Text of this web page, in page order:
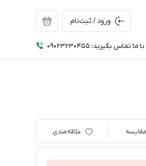
ورود / ثبت‌نام
بگیرید: 09023230455
مقایسه علاقه‌مندی